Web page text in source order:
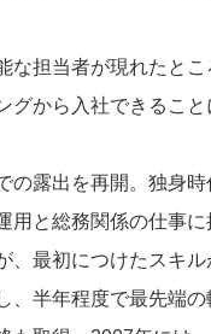
な担当者が現れたと
グから入社できるこ
露出を再開。独身
用と総務関係の仕事
最初につけたスキ
、半年程度で最先端